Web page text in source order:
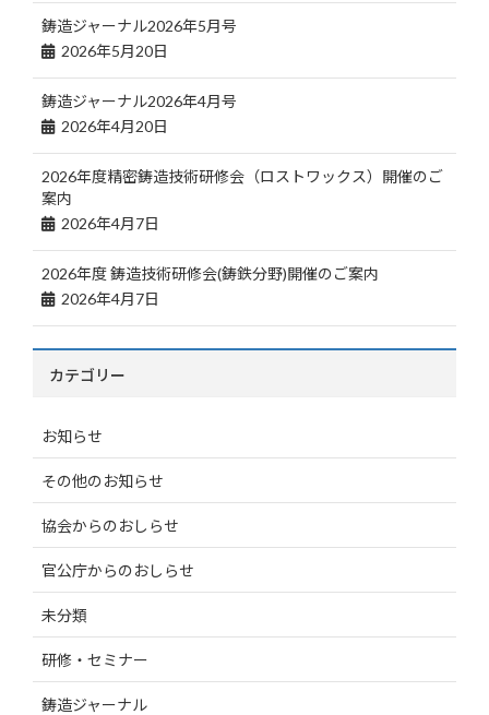
鋳造ジャーナル2026年5月号
2026年5月20日
鋳造ジャーナル2026年4月号
2026年4月20日
2026年度精密鋳造技術研修会（ロストワックス）開催のご
案内
2026年4月7日
2026年度 鋳造技術研修会(鋳鉄分野)開催のご案内
2026年4月7日
カテゴリー
お知らせ
その他のお知らせ
協会からのおしらせ
官公庁からのおしらせ
未分類
研修・セミナー
鋳造ジャーナル